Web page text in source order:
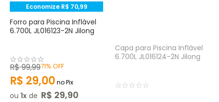
Economize R$ 70,99
Forro para Piscina Inflável
6.700L JL016123-2N Jilong
☆☆☆☆☆
R$99,9971% OFF
R$ 29,00 no Pix
ou 1 de R$ 29,90
Capa para Piscina Inflável
6.700L JL016124-2N Jilong
☆☆☆☆☆